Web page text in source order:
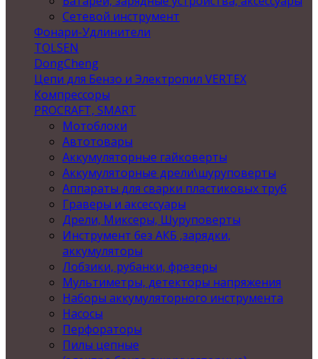
Сетевой инструмент
Фонари-Удлинители
TOLSEN
DongCheng
Цепи для Бензо и Электропил VERTEX
Компрессоры
PROCRAFT, SMART
Мотоблоки
Автотовары
Аккумуляторные гайковерты
Аккумуляторные дрели\шуруповерты
Аппараты для сварки пластиковых труб
Граверы и аксессуары
Дрели, Миксеры, Шуруповерты
Инструмент без АКБ ,зарядки,
аккумуляторы
Лобзики, рубанки, фрезеры
Мультиметры, детекторы напряжения
Наборы аккумуляторного инструмента
Насосы
Перфораторы
Пилы цепные